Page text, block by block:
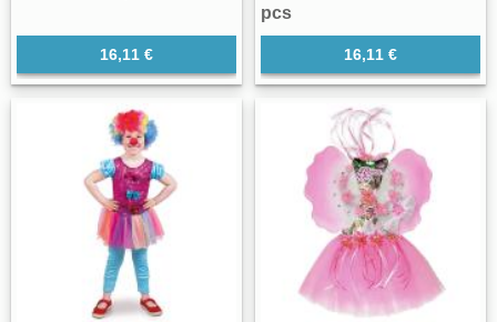
16,11 €
pcs
16,11 €